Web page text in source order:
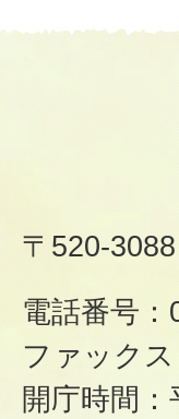
〒520-
電話番号：
ファック
開庁時間